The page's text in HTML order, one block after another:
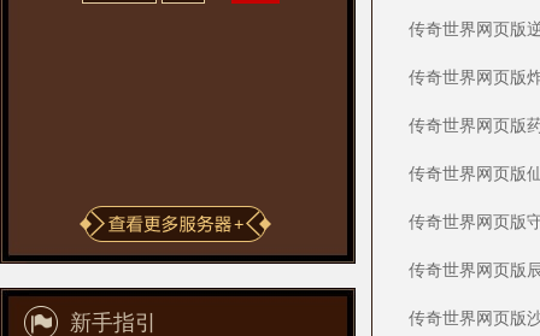
新手指引
传奇世界网页版
传奇世界网页版
传奇世界网页版
传奇世界网页版
传奇世界网页版
传奇世界网页版
传奇世界网页版